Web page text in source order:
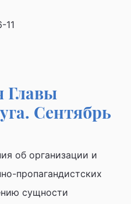
11
Главы
Сентябрь
об организации и
пропагандистских
сущности